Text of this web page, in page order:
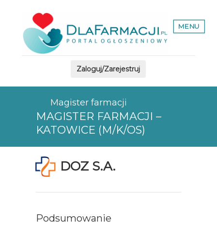
MENU
Zaloguj/Zarejestruj
Magister farmacji
MAGISTER FARMACJI –
KATOWICE (M/K/OS)
DOZ S.A.
Podsumowanie